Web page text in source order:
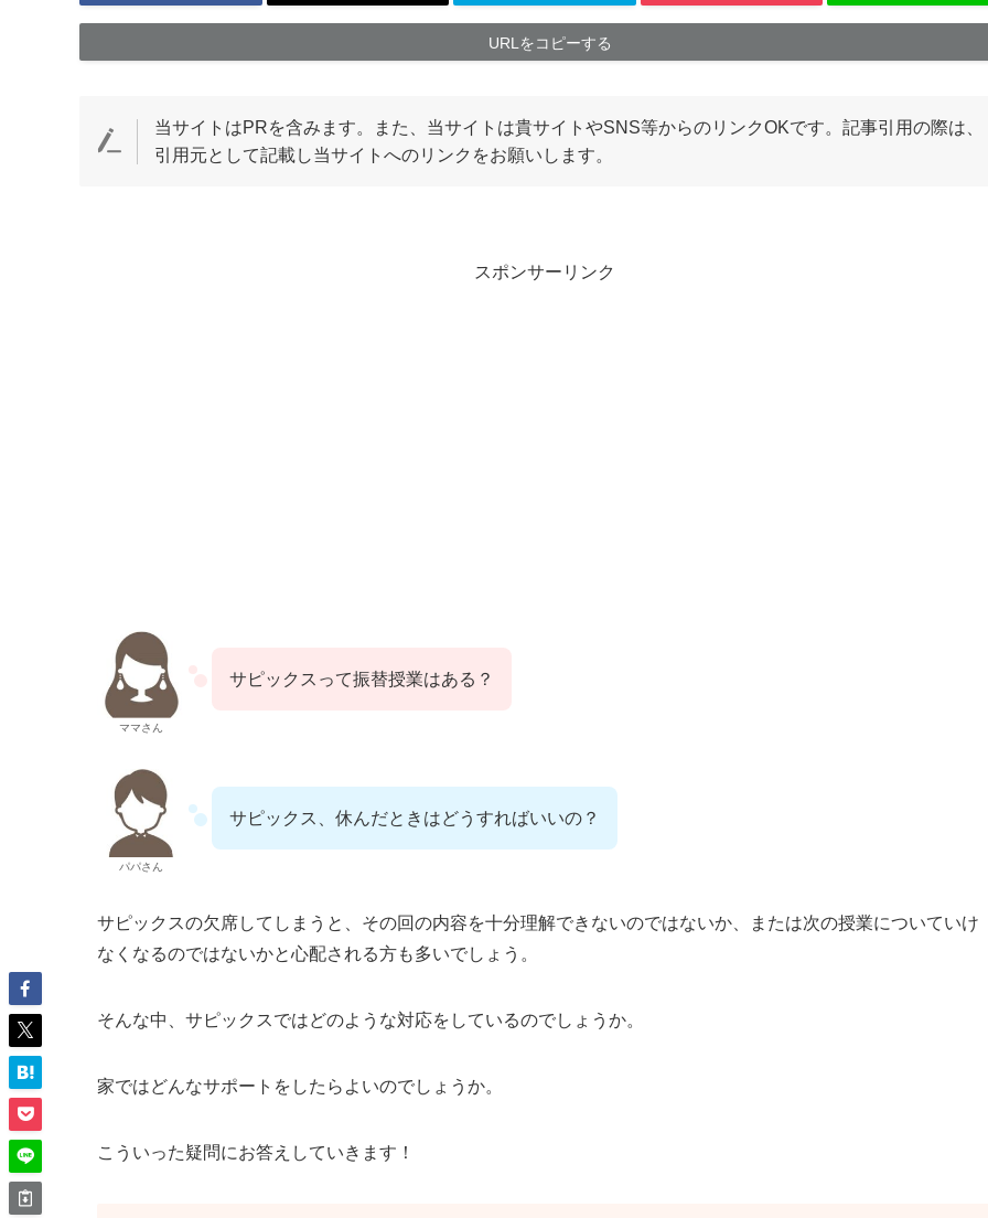
URLをコピーする
当サイトはPRを含みます。また、当サイトは貴サイトやSNS等からのリンクOKです。記事引用の際は、
引用元として記載し当サイトへのリンクをお願いします。
スポンサーリンク
ママさん
サピックスって振替授業はある？
パパさん
サピックス、休んだときはどうすればいいの？
サピックスの欠席してしまうと、その回の内容を十分理解できないのではないか、または次の授業についていけ
なくなるのではないかと心配される方も多いでしょう。
そんな中、サピックスではどのような対応をしているのでしょうか。
家ではどんなサポートをしたらよいのでしょうか。
こういった疑問にお答えしていきます！